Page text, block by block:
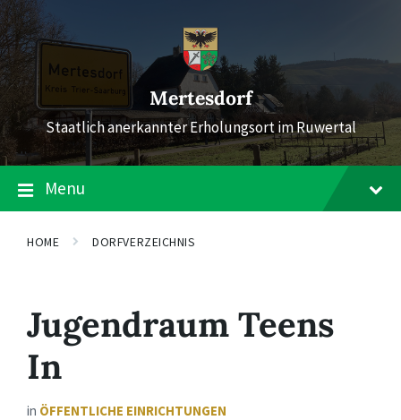
Skip
to
content
Skip
to
main
navigation
Skip
to
footer
Mertesdorf
Staatlich anerkannter Erholungsort im Ruwertal
Menu
HOME DORFVERZEICHNIS
Jugendraum Teens
In
in ÖFFENTLICHE EINRICHTUNGEN